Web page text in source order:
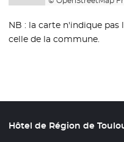
NB : la carte n'indique
celle de la commune.
Hôtel de Région de